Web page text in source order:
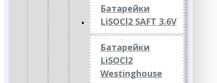
Батарейки
LiSOCl2 SAFT 3.6V
Батарейки
LiSOCl2
Westinghouse